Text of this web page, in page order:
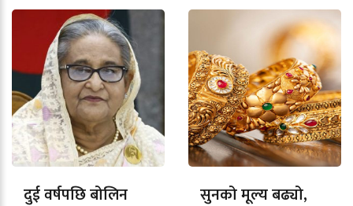
दुई वर्षपछि बोलिन
सुनको मूल्य बढ्यो,